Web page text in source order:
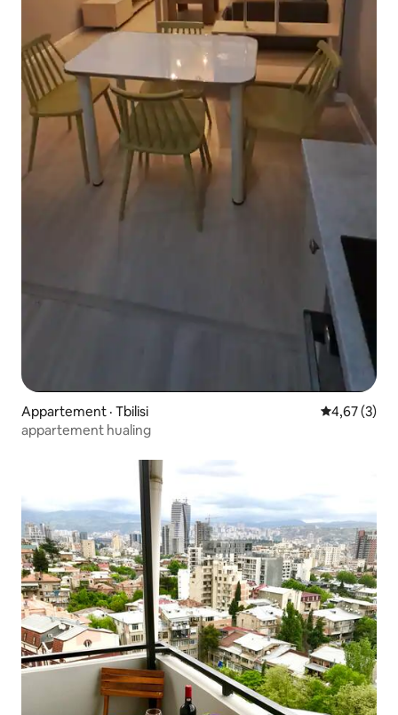
Appartement · Tbilisi Note
4,67 (3)
appartement hualing